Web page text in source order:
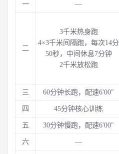
一 —
二
3千米热身跑
4×3千米间隔跑，每次14分
50秒，中间休息7分钟
2千米放松跑
三 60分钟长跑，配速6′00″
四 45分钟核心训练
五 30分钟慢跑，配速6′00″
六 —